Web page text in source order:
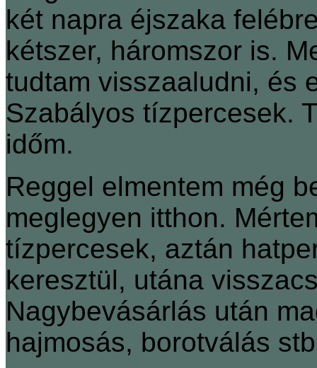
két napra éjszaka
kétszer, háromszor is.
tudtam visszaaludni, és
Szabályos tízpercesek.
időm.
Reggel elmentem még
meglegyen itthon.
tízpercesek, aztán
keresztül, utána
Nagybevásárlás után
hajmosás, borotválás